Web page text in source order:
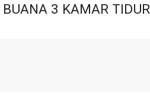
3 KAMAR TIDUR